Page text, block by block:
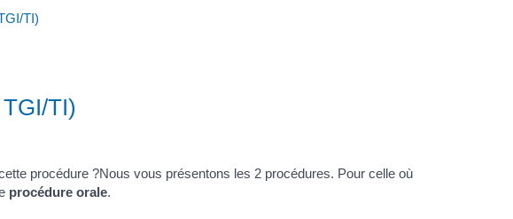
TI)
TI)
procédure ?Nous vous présentons les 2 procédures. Pour celle où
procédure orale.